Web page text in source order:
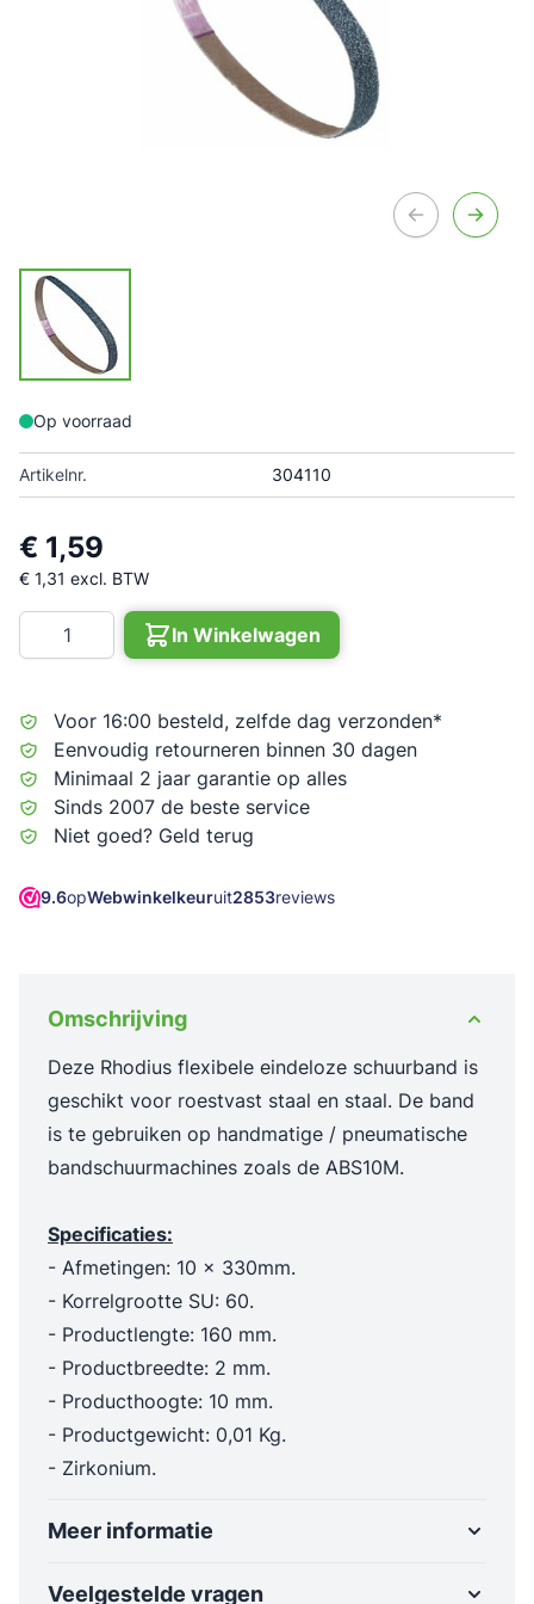
Op voorraad
Artikelnr. 304110
€ 1,59
€ 1,31 excl. BTW
Aantal
In Winkelwagen
Voor 16:00 besteld, zelfde dag verzonden*
Eenvoudig retourneren binnen 30 dagen
Minimaal 2 jaar garantie op alles
Sinds 2007 de beste service
Niet goed? Geld terug
9.6opWebwinkelkeuruit2853reviews
Omschrijving
Deze Rhodius flexibele eindeloze schuurband is
geschikt voor roestvast staal en staal. De band
is te gebruiken op handmatige / pneumatische
bandschuurmachines zoals de ABS10M.
Specificaties:
- Afmetingen: 10 x 330mm.
- Korrelgrootte SU: 60.
- Productlengte: 160 mm.
- Productbreedte: 2 mm.
- Producthoogte: 10 mm.
- Productgewicht: 0,01 Kg.
- Zirkonium.
Meer informatie
Veelgestelde vragen